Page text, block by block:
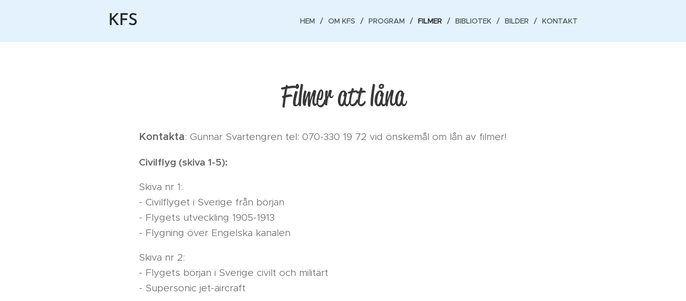
KFS HEM OM KFS PROGRAM FILMER BIBLIOTEK BILDER KONTAKT
Filmer att låna
Kontakta: Gunnar Svartengren tel: 070-330 19 72 vid önskemål om lån av filmer!
Civilflyg (skiva 1-5):
Skiva nr 1:
- Civilflyget i Sverige från början
- Flygets utveckling 1905-1913
- Flygning över Engelska kanalen
Skiva nr 2:
- Flygets början i Sverige civilt och militärt
- Supersonic jet-aircraft